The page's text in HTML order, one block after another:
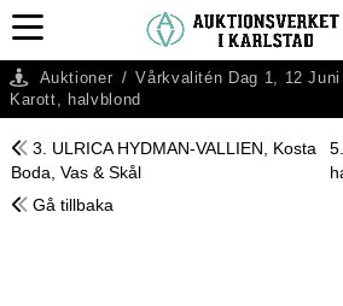
Auktioner / Vårkvalitén Dag 1, 12 Juni
Karott, halvblond
3. ULRICA HYDMAN-VALLIEN, Kosta
Boda, Vas & Skål
Gå tillbaka